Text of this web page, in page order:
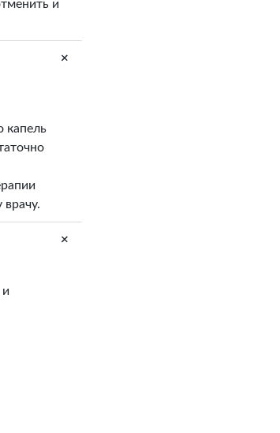
и
+
капель
+